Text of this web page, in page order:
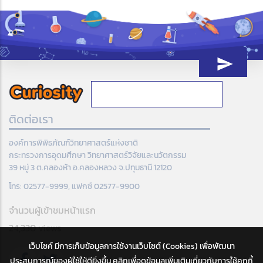
ติดต่อเรา
องค์การพิพิธภัณฑ์วิทยาศาสตร์แห่งชาติ
กระทรวงการอุดมศึกษา วิทยาศาสตร์วิจัยและนวัตกรรม
39 หมู่ 3 ต.คลองห้า อ.คลองหลวง จ.ปทุมธานี 12120
โทร: 02577-9999, แฟกซ์ 02577-9900
จำนวนผู้เข้าชมหน้าแรก
24,330 views
เว็บไซค์ มีการเก็บข้อมูลการใช้งานเว็บไซต์ (Cookies) เพื่อพัฒนา